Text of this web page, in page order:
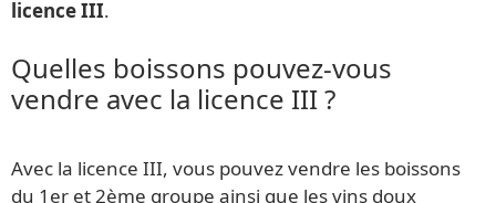
licence III.
Quelles boissons pouvez-vous
vendre avec la licence III ?
Avec la licence III, vous pouvez vendre les boissons
du 1er et 2ème groupe ainsi que les vins doux